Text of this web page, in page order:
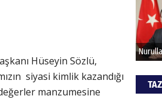
Hüseyin Sözlü,
siyasi kimlik kazandığı
manzumesine